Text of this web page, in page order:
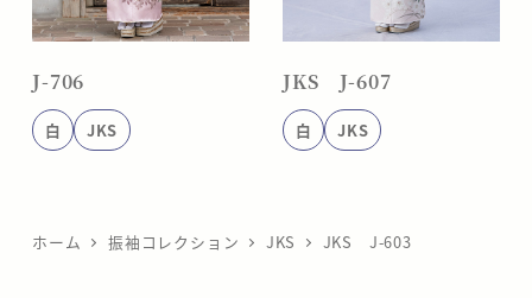
J-706
白 JKS
JKS J-607
白 JKS
ホーム 振袖コレクション JKS JKS J-603